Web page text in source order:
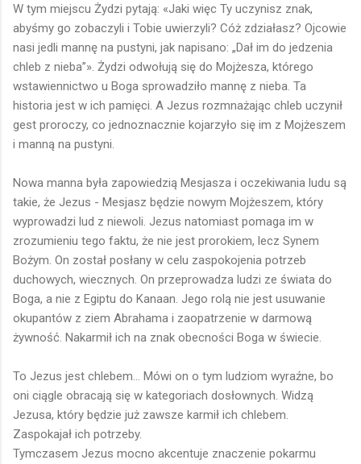
W tym miejscu Żydzi pytają: «Jaki więc Ty uczynisz znak,
abyśmy go zobaczyli i Tobie uwierzyli? Cóż zdziałasz? Ojcowie
nasi jedli mannę na pustyni, jak napisano: „Dał im do jedzenia
chleb z nieba”». Żydzi odwołują się do Mojżesza, którego
wstawiennictwo u Boga sprowadziło mannę z nieba. Ta
historia jest w ich pamięci. A Jezus rozmnażając chleb uczynił
gest proroczy, co jednoznacznie kojarzyło się im z Mojżeszem
i manną na pustyni.
Nowa manna była zapowiedzią Mesjasza i oczekiwania ludu są
takie, że Jezus - Mesjasz będzie nowym Mojżeszem, który
wyprowadzi lud z niewoli. Jezus natomiast pomaga im w
zrozumieniu tego faktu, że nie jest prorokiem, lecz Synem
Bożym. On został posłany w celu zaspokojenia potrzeb
duchowych, wiecznych. On przeprowadza ludzi ze świata do
Boga, a nie z Egiptu do Kanaan. Jego rolą nie jest usuwanie
okupantów z ziem Abrahama i zaopatrzenie w darmową
żywność. Nakarmił ich na znak obecności Boga w świecie.
To Jezus jest chlebem... Mówi on o tym ludziom wyraźne, bo
oni ciągle obracają się w kategoriach dosłownych. Widzą
Jezusa, który będzie już zawsze karmił ich chlebem.
Zaspokajał ich potrzeby.
Tymczasem Jezus mocno akcentuje znaczenie pokarmu